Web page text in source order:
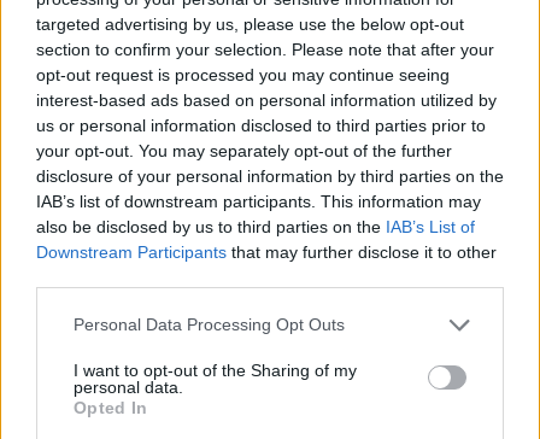
targeted advertising by us, please use the below opt-out
section to confirm your selection. Please note that after your
opt-out request is processed you may continue seeing
interest-based ads based on personal information utilized by
us or personal information disclosed to third parties prior to
your opt-out. You may separately opt-out of the further
disclosure of your personal information by third parties on the
IAB’s list of downstream participants. This information may
also be disclosed by us to third parties on the IAB’s List of
Downstream Participants that may further disclose it to other
Please note that this website/app uses one or more Google
not limited to your visit or usage behaviour. You may click to
grant or deny consent to Google and its third-party tags to
use your data for below specified purposes in below Google
Personal Data Processing Opt Outs
I want to opt-out of the Sharing of my
personal data.
Opted In
Κύπρο.
Το 1959, μετά το χωρισμό του με την Λαμπέτη, ο
Χορν συγκροτεί μόνος του θίασο στο θέατρο
Κεντρικόν, και μέχρι το 1984 εμφανίζεται σε
θρυλικές παραστάσεις όπως στην «Οδό Ονείρων»
(1962) του Μάνου Χατζιδάκι, όπου τραγούδησε το
Σαίξπηρ όπως: «Δωδεκάτη Νύκτα», «Ριχάρδος Β’»,
«Ριχάρδος Γ’», «Άμλετ», «Τίμων ο Αθηναίος», αλλά
και πολλές άλλες ακόμα παραστάσεις, όπως το